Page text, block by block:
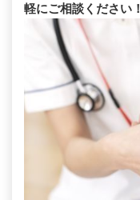
軽にご相談ください！